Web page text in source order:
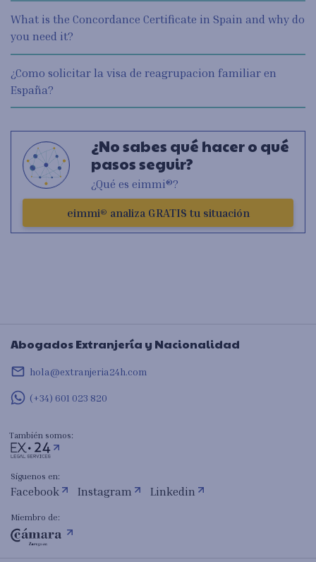
What is the Concordance Certificate in Spain and why do
you need it?
¿Como solicitar la visa de reagrupacion familiar en
España?
¿No sabes qué hacer o qué
pasos seguir?
¿Qué es eimmi®?
eimmi® analiza GRATIS tu situación
Abogados Extranjería y Nacionalidad
mail_outline hola@extranjeria24h.com
(+34) 601 023 820
También somos:
Síguenos en:
Facebook Instagram Linkedin
Miembro de: